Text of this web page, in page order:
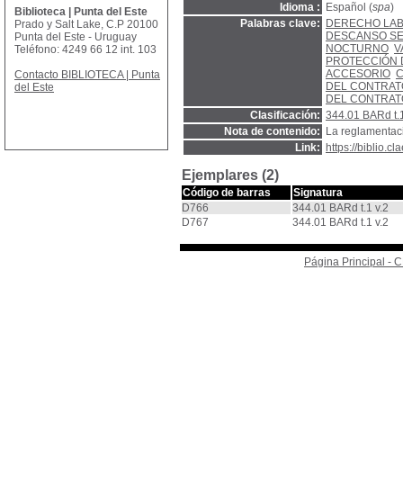
Idioma :
Español (spa)
Palabras clave:
DERECHO
DESCANSO
NOCTURNO
PROTECCIÓN
ACCESORIO
DEL
DEL
Clasificación: 344.01 BARd
Nota de contenido:
La
Link:
https://
Ejemplares (2)
Código de barras
Signatura
D766
344.01 BARd t.1 v.2
D767
344.01 BARd t.1 v.2
Página Principal -
Biblioteca | Punta del Este
Prado y Salt Lake, C.P 20100
Punta del Este - Uruguay
Teléfono: 4249 66 12 int. 103
Contacto BIBLIOTECA | Punta
del Este